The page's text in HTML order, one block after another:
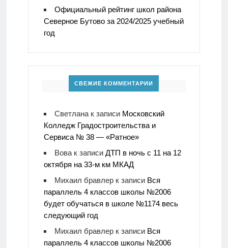
Официальный рейтинг школ района
Северное Бутово за 2024/2025 учебный
год
СВЕЖИЕ КОММЕНТАРИИ
Светланак записи Московский
Колледж Градостроительства и
Сервиса № 38 — «Ратное»
Вовак записи ДТП в ночь с 11 на 12
октября на 33-м км МКАД
Михаил бравлерк записи Вся
параллель 4 классов школы №2006
будет обучаться в школе №1174 весь
следующий год
Михаил бравлерк записи Вся
параллель 4 классов школы №2006